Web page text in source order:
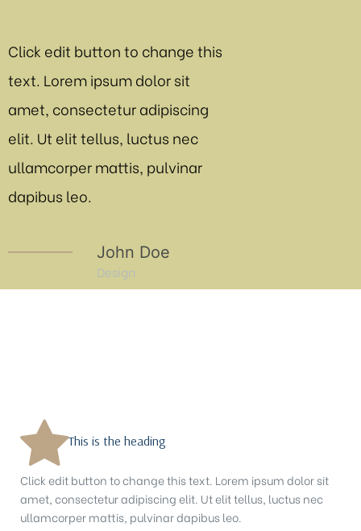
Click edit button to change this
text. Lorem ipsum dolor sit
amet, consectetur adipiscing
elit. Ut elit tellus, luctus nec
ullamcorper mattis, pulvinar
dapibus leo.
John Doe
Design
This is the heading
Click edit button to change this text. Lorem ipsum dolor sit
amet, consectetur adipiscing elit. Ut elit tellus, luctus nec
ullamcorper mattis, pulvinar dapibus leo.